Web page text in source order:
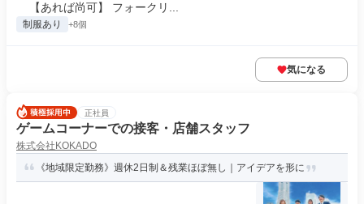
【あれば尚可】 フォークリ...
制服あり +8個
気になる
正社員
ゲームコーナーでの接客・店舗スタッフ
株式会社KOKADO
《地域限定勤務》週休2日制＆残業ほぼ無し｜アイデアを形に